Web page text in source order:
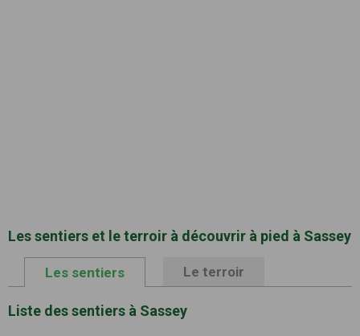
Les sentiers et le terroir à découvrir à pied à Sassey
Les sentiers Le terroir
Liste des sentiers à Sassey